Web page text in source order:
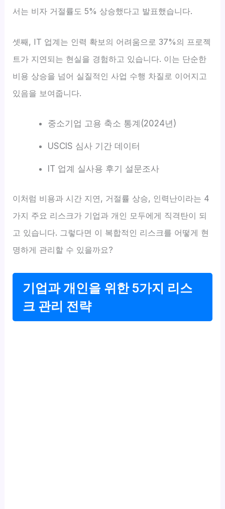
서는 비자 거절률도 5% 상승했다고 발표했습니다.
셋째, IT 업계는 인력 확보의 어려움으로 37%의 프로젝
트가 지연되는 현실을 경험하고 있습니다. 이는 단순한
비용 상승을 넘어 실질적인 사업 수행 차질로 이어지고
있음을 보여줍니다.
중소기업 고용 축소 통계(2024년)
USCIS 심사 기간 데이터
IT 업계 실사용 후기 설문조사
이처럼 비용과 시간 지연, 거절률 상승, 인력난이라는 4
가지 주요 리스크가 기업과 개인 모두에게 직격탄이 되
고 있습니다. 그렇다면 이 복합적인 리스크를 어떻게 현
명하게 관리할 수 있을까요?
기업과 개인을 위한 5가지 리스
크 관리 전략